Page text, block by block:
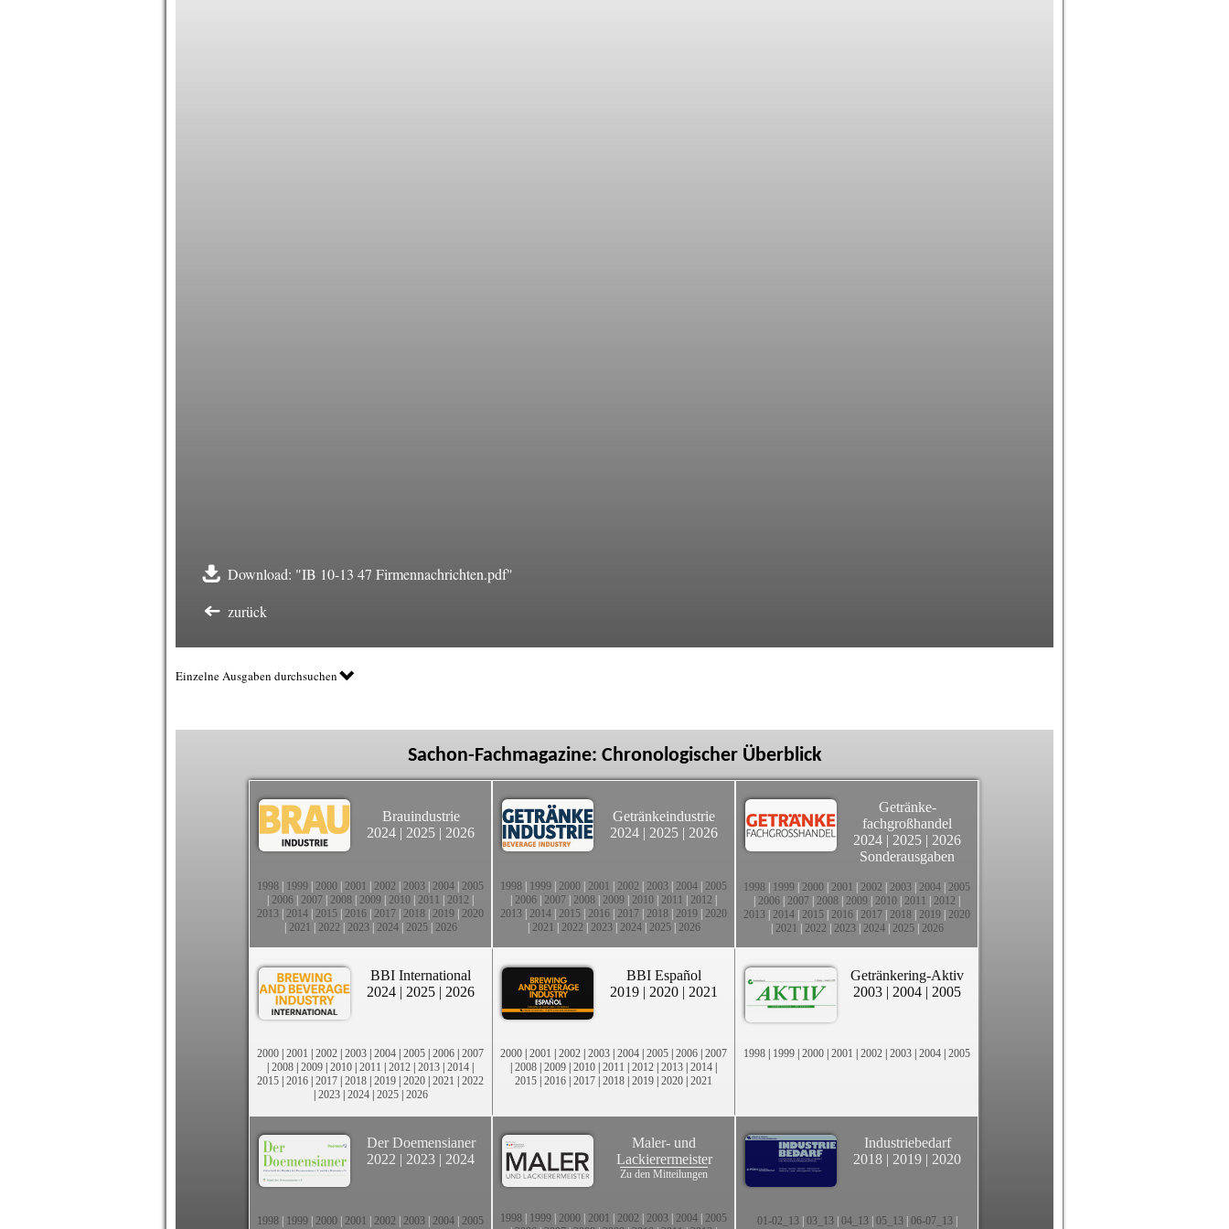
Download: "IB 10-13 47 Firmennachrichten.pdf"
zurück
Einzelne Ausgaben durchsuchen
Sachon-Fachmagazine: Chronologischer Überblick
Brauindustrie
2024 | 2025 | 2026
1998 1999 2000 2001 2002 2003 2004 2005
2006 2007 2008 2009 2010 2011 2012
2013 2014 2015 2016 2017 2018 2019 2020
2021 2022 2023| 2024| 2025| 2026
Getränkeindustrie
2024 | 2025 | 2026
1998 1999 2000 2001 2002 2003 2004 2005
2006 2007 2008 2009 2010 2011 2012
2013 2014 2015 2016 2017 2018 2019 2020
2021 2022 2023| 2024| 2025| 2026
Getränke-
fachgroßhandel
2024 | 2025 | 2026
Sonderausgaben
1998 1999 2000 2001 2002 2003 2004 2005
2006 2007 2008 2009 2010 2011 2012
2013 2014 2015 2016 2017 2018 2019 2020
2021 2022 2023| 2024| 2025| 2026
BBI International
2024 | 2025 | 2026
2000 | 2001 | 2002 | 2003 | 2004 | 2005 | 2006 | 2007
| 2008 | 2009 | 2010 | 2011 | 2012 | 2013 | 2014 |
2015 | 2016 | 2017 | 2018 | 2019 | 2020 | 2021 | 2022
| 2023| 2024| 2025| 2026
BBI Español
2019 | 2020 | 2021
2000 | 2001 | 2002 | 2003 | 2004 | 2005 | 2006 | 2007
| 2008 | 2009 | 2010 | 2011 | 2012 | 2013 | 2014 |
2015 | 2016 | 2017 | 2018 | 2019 | 2020 | 2021
Getränkering-Aktiv
2003 | 2004 | 2005
1998 | 1999 | 2000 | 2001 | 2002 | 2003 | 2004 | 2005
Der Doemensianer
2022 | 2023 | 2024
1998 1999 2000 2001 2002 2003 2004 2005
Maler- und
Lackierermeister
Zu den Mitteilungen
1998 1999 2000 2001 2002 2003 2004 2005
Industriebedarf
2018 | 2019 | 2020
01-02_13| 03_13| 04_13| 05_13| 06-07_13|